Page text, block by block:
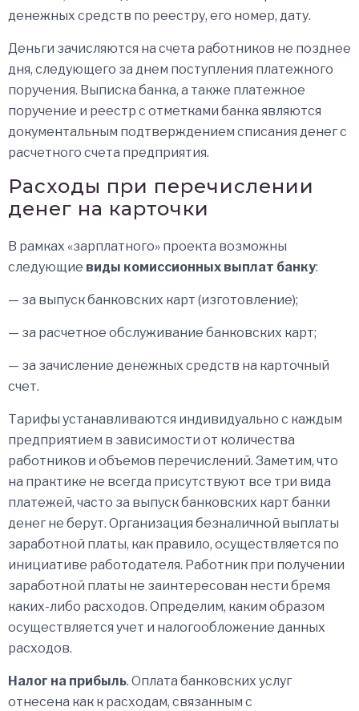
денежных средств по реестру, его номер, дату.
Деньги зачисляются на счета работников не позднее
дня, следующего за днем поступления платежного
поручения. Выписка банка, а также платежное
поручение и реестр с отметками банка являются
документальным подтверждением списания денег с
расчетного счета предприятия.
Расходы при перечислении
денег на карточки
В рамках «зарплатного» проекта возможны
следующие виды комиссионных выплат банку:
— за выпуск банковских карт (изготовление);
— за расчетное обслуживание банковских карт;
— за зачисление денежных средств на карточный
счет.
Тарифы устанавливаются индивидуально с каждым
предприятием в зависимости от количества
работников и объемов перечислений. Заметим, что
на практике не всегда присутствуют все три вида
платежей, часто за выпуск банковских карт банки
денег не берут. Организация безналичной выплаты
заработной платы, как правило, осуществляется по
инициативе работодателя. Работник при получении
заработной платы не заинтересован нести бремя
каких-либо расходов. Определим, каким образом
осуществляется учет и налогообложение данных
расходов.
Налог на прибыль. Оплата банковских услуг
отнесена как к расходам, связанным с